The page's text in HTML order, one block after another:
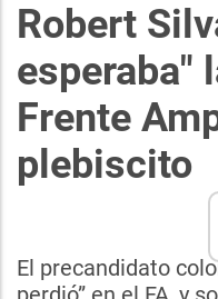
Robert
esperaba"
Frente
plebiscito
El precandidato